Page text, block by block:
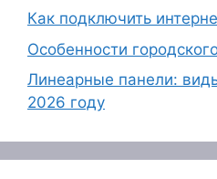
Как подключить
Особенности
Линеарные панели:
2026 году